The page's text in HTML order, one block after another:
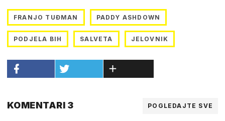
FRANJO TUĐMAN PADDY ASHDOWN
PODJELA BIH SALVETA JELOVNIK
KOMENTARI 3 POGLEDAJTE SVE